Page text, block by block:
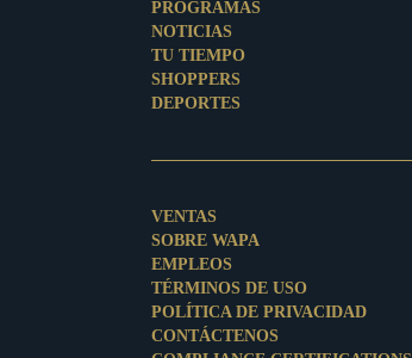
PROGRAMAS
NOTICIAS
TU TIEMPO
SHOPPERS
DEPORTES
VENTAS
SOBRE WAPA
EMPLEOS
TÉRMINOS DE USO
POLÍTICA DE PRIVACIDAD
CONTÁCTENOS